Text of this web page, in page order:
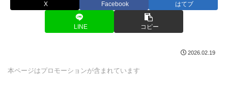
X Facebook はてブ
LINE コピー
2026.02.19
本ページはプロモーションが含まれています